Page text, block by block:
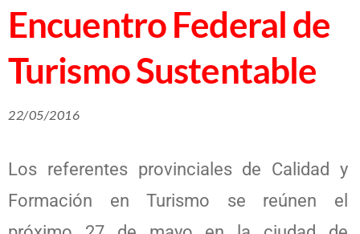
Encuentro Federal de
Turismo Sustentable
22/05/2016
Los referentes provinciales de Calidad y
Formación en Turismo se reúnen el